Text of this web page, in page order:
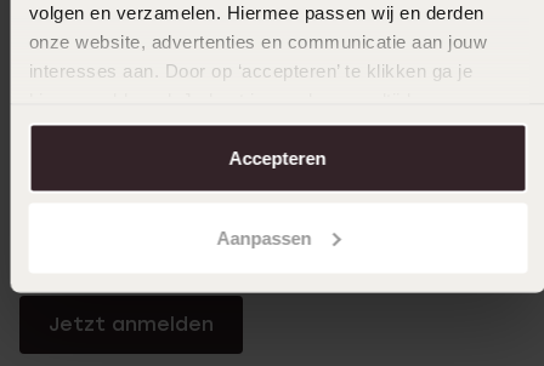
volgen en verzamelen. Hiermee passen wij en derden
onze website, advertenties en communicatie aan jouw
interesses aan. Door op ‘accepteren’ te klikken ga je
aanpassen. Lees er meer over in onscookiebeleid.
Accepteren
Aanpassen
Über Lucardi
Werde Mitglied und erhalte immer mindestens 10%
Rabatt auf all deine Einkäufe
Jetzt anmelden